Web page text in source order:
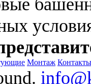
Монтаж Контакты